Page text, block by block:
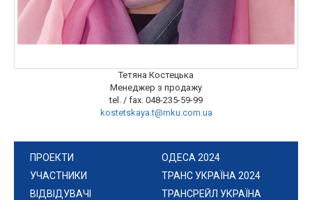
Тетяна Костецька
Менеджер з продажу
tel. / fax. 048-235-59-99
kostetskaya.t@mku.com.ua
ПРОЕКТИ
УЧАСТНИКИ
ВІДВІДУВАЧІ
ОДЕСА 2024
ТРАНС УКРАЇНА 2024
ТРАНСРЕЙЛ УКРАЇНА